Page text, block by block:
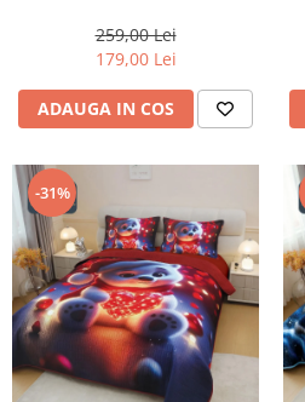
259,00 Lei
179,00 Lei
ADAUGA IN COS
-31%